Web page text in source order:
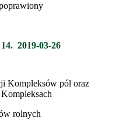
2019-03-26
pól oraz
rolnych